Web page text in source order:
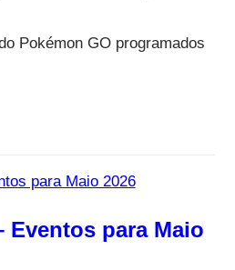
Pokémon GO programados
Eventos para Maio